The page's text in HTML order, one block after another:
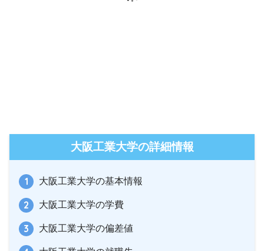
大阪工業大学の詳細情報
大阪工業大学の基本情報
大阪工業大学の学費
大阪工業大学の偏差値